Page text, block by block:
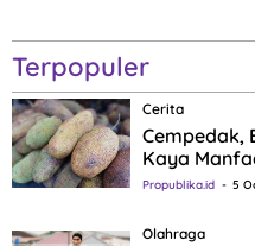
Terpopuler
Cerita
Cempedak,
Kaya
Propublika.id 5
Olahraga